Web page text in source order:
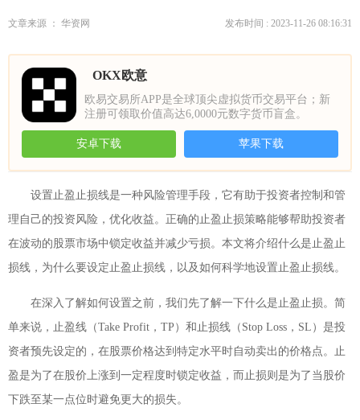
文章来源 ： 华资网 发布时间 : 2023-11-26 08:16:31
OKX欧意
欧易交易所APP是全球顶尖虚拟货币交易平台；新
注册可领取价值高达6,0000元数字货币盲盒。
安卓下载 苹果下载
设置止盈止损线是一种风险管理手段，它有助于投资者控制和管
理自己的投资风险，优化收益。正确的止盈止损策略能够帮助投资者
在波动的股票市场中锁定收益并减少亏损。本文将介绍什么是止盈止
损线，为什么要设定止盈止损线，以及如何科学地设置止盈止损线。
在深入了解如何设置之前，我们先了解一下什么是止盈止损。简
单来说，止盈线（Take Profit，TP）和止损线（Stop Loss，SL）是投
资者预先设定的，在股票价格达到特定水平时自动卖出的价格点。止
盈是为了在股价上涨到一定程度时锁定收益，而止损则是为了当股价
下跌至某一点位时避免更大的损失。